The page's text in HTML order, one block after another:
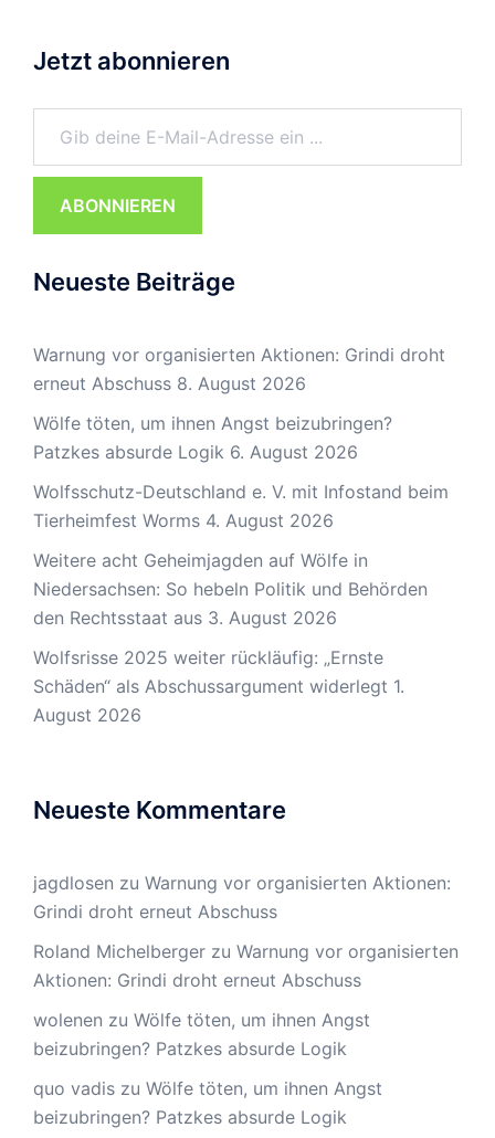
Jetzt abonnieren
Gib deine E-Mail-Adresse ein ...
ABONNIEREN
Neueste Beiträge
Warnung vor organisierten Aktionen: Grindi droht
erneut Abschuss 8. August 2026
Wölfe töten, um ihnen Angst beizubringen?
Patzkes absurde Logik 6. August 2026
Wolfsschutz-Deutschland e. V. mit Infostand beim
Tierheimfest Worms 4. August 2026
Weitere acht Geheimjagden auf Wölfe in
Niedersachsen: So hebeln Politik und Behörden
den Rechtsstaat aus 3. August 2026
Wolfsrisse 2025 weiter rückläufig: „Ernste
Schäden“ als Abschussargument widerlegt 1.
August 2026
Neueste Kommentare
jagdlosen zu Warnung vor organisierten Aktionen:
Grindi droht erneut Abschuss
Roland Michelberger zu Warnung vor organisierten
Aktionen: Grindi droht erneut Abschuss
wolenen zu Wölfe töten, um ihnen Angst
beizubringen? Patzkes absurde Logik
quo vadis zu Wölfe töten, um ihnen Angst
beizubringen? Patzkes absurde Logik